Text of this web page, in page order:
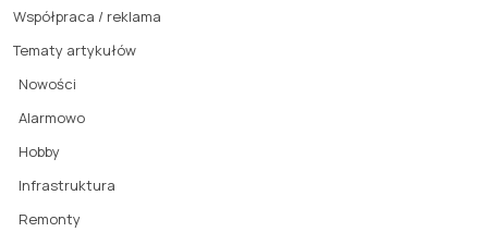
Współpraca / reklama
Tematy artykułów
Nowości
Alarmowo
Hobby
Infrastruktura
Remonty